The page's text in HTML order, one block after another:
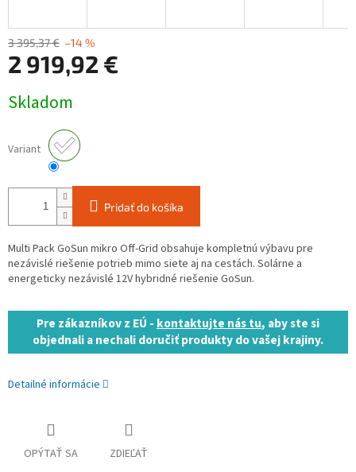
3 395,37 € –14 %
2 919,92 €
cena:
Skladom
Variant
Pridať do košíka
Multi Pack GoSun mikro Off-Grid obsahuje kompletnú výbavu pre
nezávislé riešenie potrieb mimo siete aj na cestách. Solárne a
energeticky nezávislé 12V hybridné riešenie GoSun.
Pre zákazníkov z EÚ -kontaktujte nás tu, aby ste si
objednali a nechali doručiť produkty do vašej krajiny.
Detailné informácie
OPÝTAŤ SA ZDIEĽAŤ